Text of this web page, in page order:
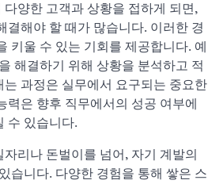
양한 고객과 상황을 접하게 되면,
결해야 할 때가 많습니다. 이러한 경
키울 수 있는 기회를 제공합니다. 예
해결하기 위해 상황을 분석하고 적
과정은 실무에서 요구되는 중요한
력은 향후 직무에서의 성공 여부에
수 있습니다.
리나 돈벌이를 넘어, 자기 계발의
습니다. 다양한 경험을 통해 쌓은 스